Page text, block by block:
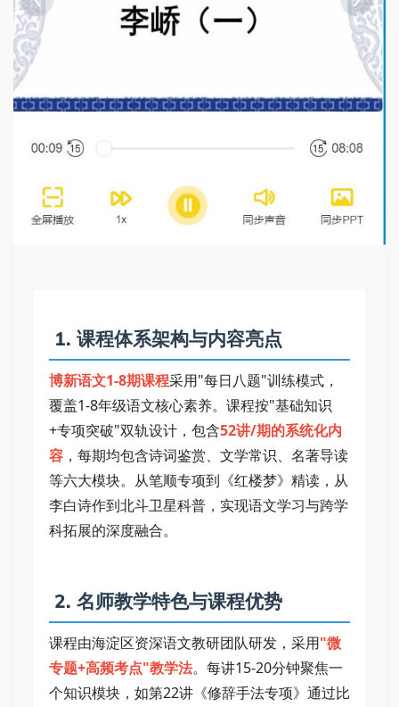
1. 课程体系架构与内容亮点
博新语文1-8期课程采用"每日八题"训练模式，
覆盖1-8年级语文核心素养。课程按"基础知识
+专项突破"双轨设计，包含52讲/期的系统化内
容 ，每期均包含诗词鉴赏、文学常识、名著导读
等六大模块。从笔顺专项到《红楼梦》精读，从
李白诗作到北斗卫星科普，实现语文学习与跨学
科拓展的深度融合。
2. 名师教学特色与课程优势
课程由海淀区资深语文教研团队研发，采用"微
专题+高频考点"教学法。每讲15-20分钟聚焦一
个知识模块，如第22讲《修辞手法专项》通过比